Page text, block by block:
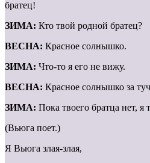
братец!
ЗИМА: Кто твой родной братец?
ВЕСНА: Красное солнышко.
ЗИМА: Что-то я его не вижу.
ВЕСНА: Красное солнышко за
ЗИМА: Пока твоего братца нет,
(Вьюга поет.)
Я Вьюга злая-злая,